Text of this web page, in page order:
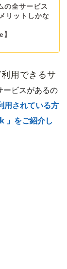
の全サービス
リットしかな
用できるサ
ービスがあるの
用されている方
」をご紹介し